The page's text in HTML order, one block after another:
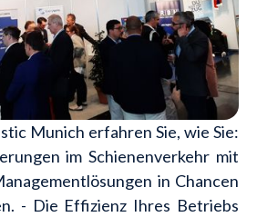
Munich erfahren Sie, wie Sie:
im Schienenverkehr mit
in Chancen
- Die Effizienz Ihres Betriebs